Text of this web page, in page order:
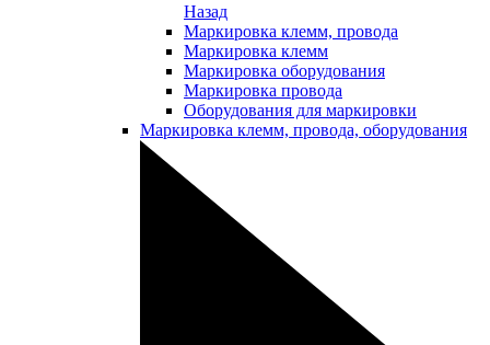
Назад
Маркировка клемм, провода
Маркировка клемм
Маркировка оборудования
Маркировка провода
Оборудования для маркировки
Маркировка клемм, провода, оборудования